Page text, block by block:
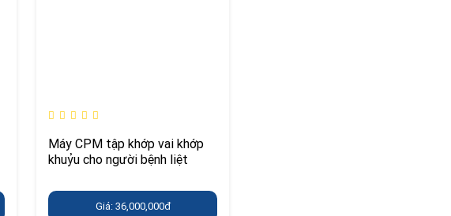
Máy CPM tập khớp vai khớp
khuỷu cho người bệnh liệt
Giá: 36,000,000đ